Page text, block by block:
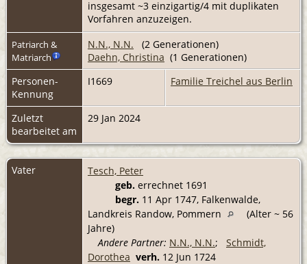
insgesamt ~3 einzigartig/4 mit duplikaten
Vorfahren anzuzeigen.
Patriarch &
Matriarch
N.N., N.N. (2 Generationen)
Daehn, Christina (1 Generationen)
Personen-
Kennung
I1669 Familie Treichel aus Berlin
Zuletzt
bearbeitet am
29 Jan 2024
Vater
Tesch, Peter
geb. errechnet 1691
begr. 11 Apr 1747, Falkenwalde,
Landkreis Randow, Pommern
(Alter ~ 56
Jahre)
Andere Partner: N.N., N.N.; Schmidt,
Dorothea verh. 12 Jun 1724